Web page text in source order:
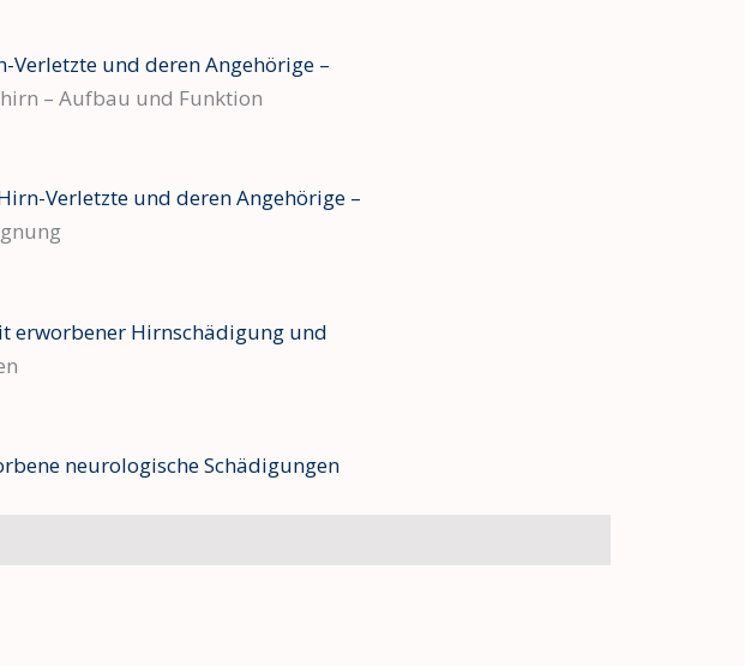
und deren Angehörige –
– Aufbau und Funktion
Verletzte und deren Angehörige –
erworbener Hirnschädigung und
neurologische Schädigungen